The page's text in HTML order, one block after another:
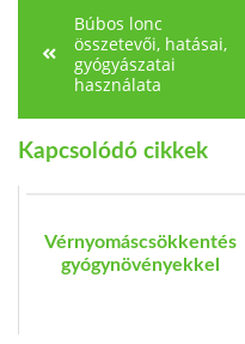
Búbos lonc
összetevői, hatásai,
gyógyászatai
használata
Kapcsolódó cikkek
Vérnyomáscsökkentés
gyógynövényekkel